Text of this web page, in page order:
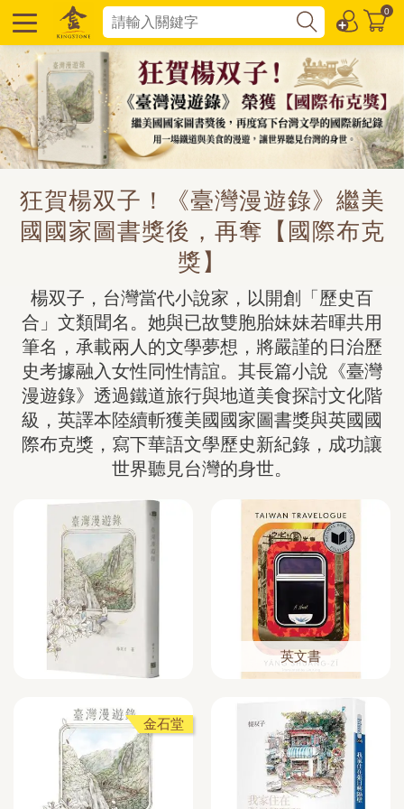
0
狂賀楊双子！《臺灣漫遊錄》繼美
國國家圖書獎後，再奪【國際布克
獎】
楊双子，台灣當代小說家，以開創「歷史百
合」文類聞名。她與已故雙胞胎妹妹若暉共用
筆名，承載兩人的文學夢想，將嚴謹的日治歷
史考據融入女性同性情誼。其長篇小說《臺灣
漫遊錄》透過鐵道旅行與地道美食探討文化階
級，英譯本陸續斬獲美國國家圖書獎與英國國
際布克獎，寫下華語文學歷史新紀錄，成功讓
世界聽見台灣的身世。
英文書
金石堂